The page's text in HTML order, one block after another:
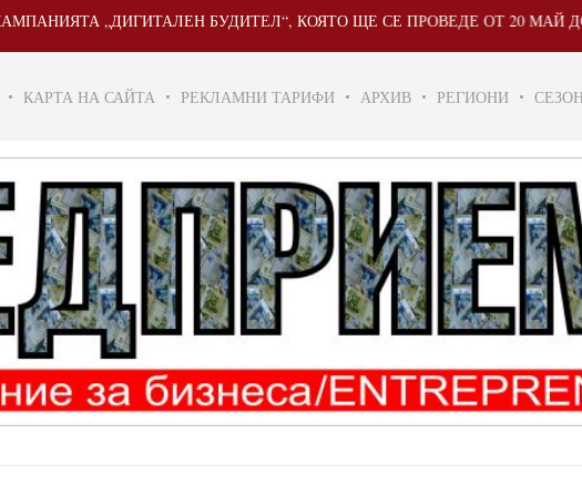
„ДИГИТАЛЕН БУДИТЕЛ“, КОЯТО ЩЕ СЕ ПРОВЕДЕ ОТ 20 МАЙ ДО 31
КАРТА НА САЙТА РЕКЛАМНИ ТАРИФИ АРХИВ РЕГИОНИ